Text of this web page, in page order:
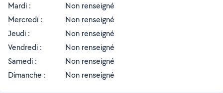
Mardi :
Non renseigné
Mercredi :
Non renseigné
Jeudi :
Non renseigné
Vendredi :
Non renseigné
Samedi :
Non renseigné
Dimanche :
Non renseigné